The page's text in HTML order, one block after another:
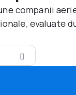
companii
evaluate